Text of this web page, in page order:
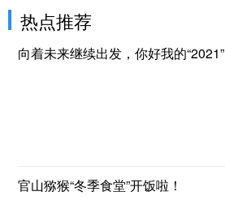
热点推荐
向着未来继续出发，你好我的“2021”
官山猕猴“冬季食堂”开饭啦！